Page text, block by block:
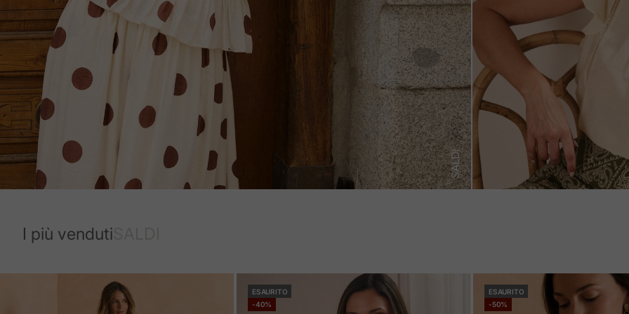
SALDI
I più venduti
ESAURITO
-40%
ESAURITO
-50%